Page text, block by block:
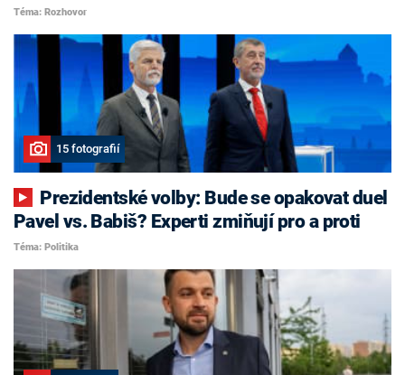
Téma: Rozhovor
15 fotografií
Pavel vs. Babiš? Experti zmiňují pro a proti
Téma: Politika